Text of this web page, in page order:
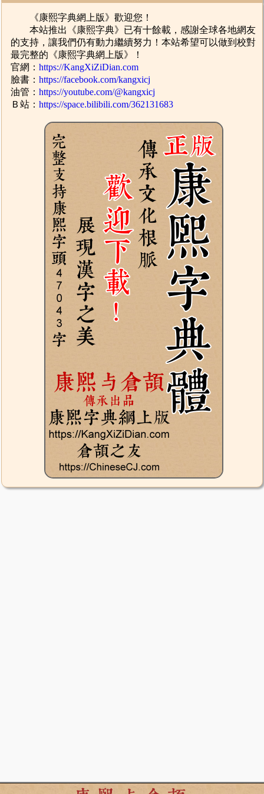
《康熙字典網上版》歡迎您！
本站推出《康熙字典》已有十餘載，感謝全球各地網友
的支持，讓我們仍有動力繼續努力！本站希望可以做到校對
最完整的《康熙字典網上版》！
官網：https://KangXiZiDian.com
臉書：https://facebook.com/kangxicj
油管：https://youtube.com/@kangxicj
Ｂ站：https://space.bilibili.com/362131683